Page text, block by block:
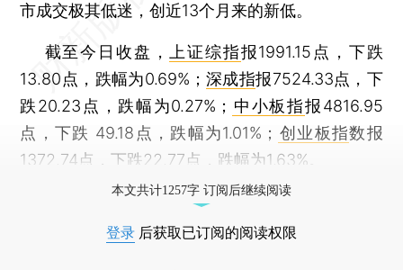
市成交极其低迷，创近13个月来的新低。
截至今日收盘， 上证综指报1991.15点，下跌
13.80点，跌幅为0.69%； 深成指报7524.33点，下
跌20.23点，跌幅为0.27%； 中小板指报4816.95
点，下跌 49.18点，跌幅为1.01%； 创业板指数报
1372.74点，下跌22.77点，跌幅为1.63%。
本文共计1257字 订阅后继续阅读
登录 后获取已订阅的阅读权限